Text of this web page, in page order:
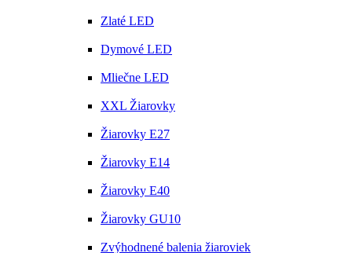
Zlaté LED
Dymové LED
Mliečne LED
XXL Žiarovky
Žiarovky E27
Žiarovky E14
Žiarovky E40
Žiarovky GU10
Zvýhodnené balenia žiaroviek